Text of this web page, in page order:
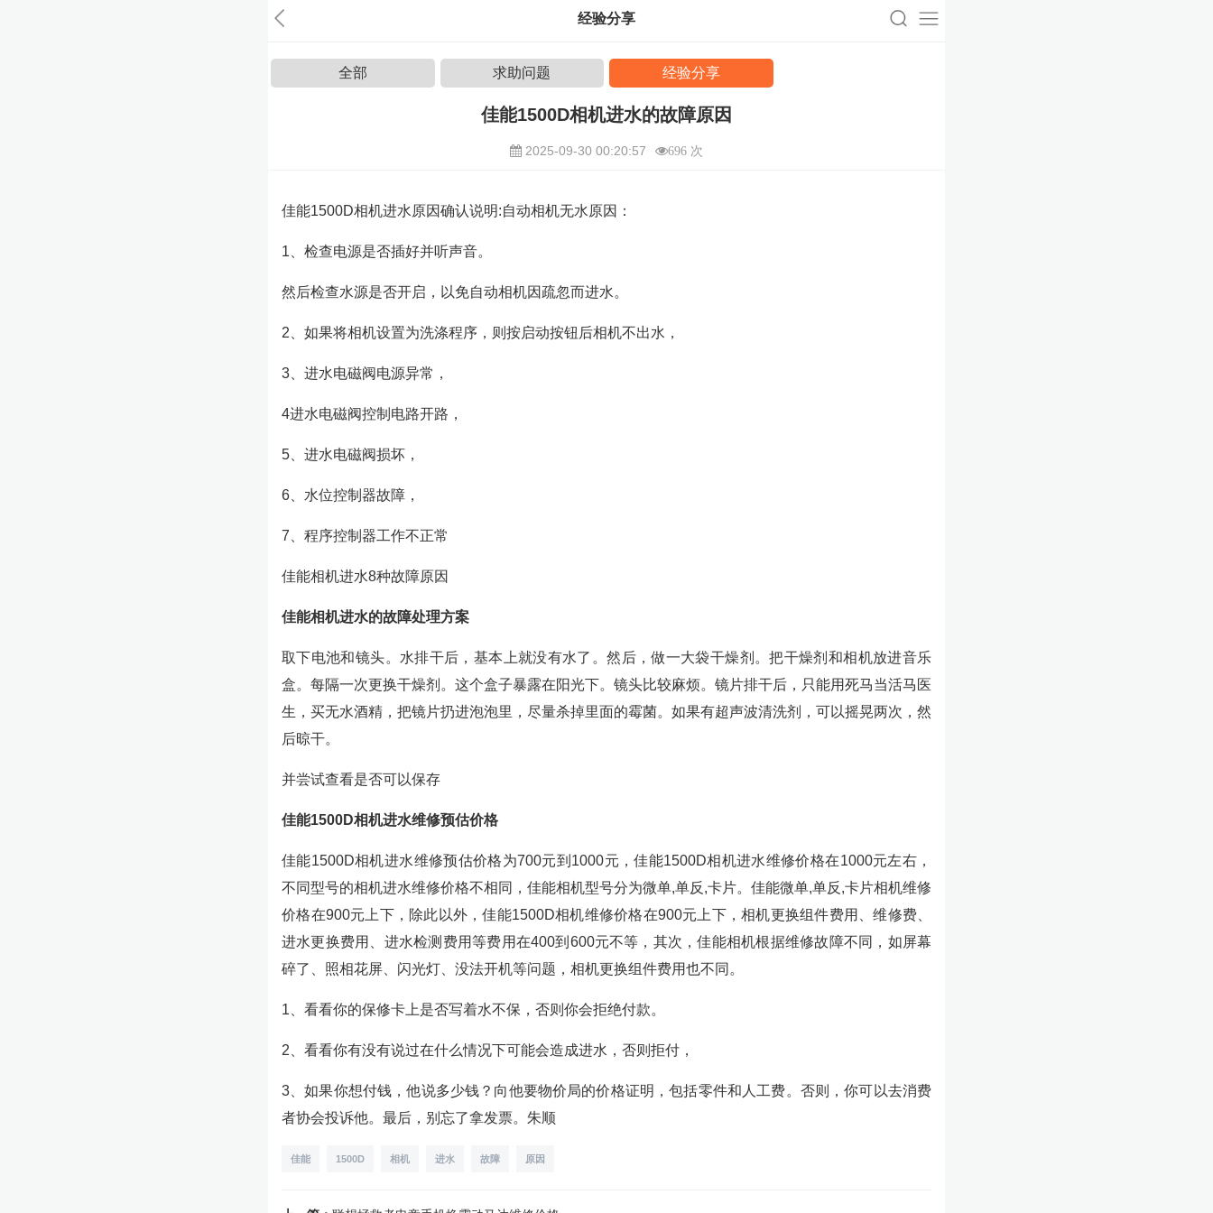
经验分享
全部 求助问题 经验分享
佳能1500D相机进水的故障原因
2025-09-30 00:20:57 696 次
佳能1500D相机进水原因确认说明:自动相机无水原因：
1、检查电源是否插好并听声音。
然后检查水源是否开启，以免自动相机因疏忽而进水。
2、如果将相机设置为洗涤程序，则按启动按钮后相机不出水，
3、进水电磁阀电源异常，
4进水电磁阀控制电路开路，
5、进水电磁阀损坏，
6、水位控制器故障，
7、程序控制器工作不正常
佳能相机进水8种故障原因
佳能相机进水的故障处理方案
取下电池和镜头。水排干后，基本上就没有水了。然后，做一大袋干燥剂。把干燥剂和相机放进音乐
盒。每隔一次更换干燥剂。这个盒子暴露在阳光下。镜头比较麻烦。镜片排干后，只能用死马当活马医
生，买无水酒精，把镜片扔进泡泡里，尽量杀掉里面的霉菌。如果有超声波清洗剂，可以摇晃两次，然
后晾干。
并尝试查看是否可以保存
佳能1500D相机进水维修预估价格
佳能1500D相机进水维修预估价格为700元到1000元，佳能1500D相机进水维修价格在1000元左右，
不同型号的相机进水维修价格不相同，佳能相机型号分为微单,单反,卡片。佳能微单,单反,卡片相机维修
价格在900元上下，除此以外，佳能1500D相机维修价格在900元上下，相机更换组件费用、维修费、
进水更换费用、进水检测费用等费用在400到600元不等，其次，佳能相机根据维修故障不同，如屏幕
碎了、照相花屏、闪光灯、没法开机等问题，相机更换组件费用也不同。
1、看看你的保修卡上是否写着水不保，否则你会拒绝付款。
2、看看你有没有说过在什么情况下可能会造成进水，否则拒付，
3、如果你想付钱，他说多少钱？向他要物价局的价格证明，包括零件和人工费。否则，你可以去消费
者协会投诉他。最后，别忘了拿发票。朱顺
佳能 1500D 相机 进水 故障 原因